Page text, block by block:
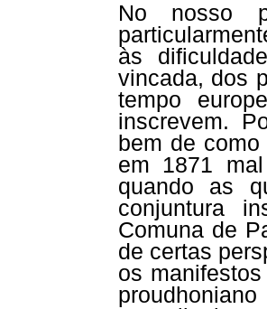
No nosso
às
vincada, dos
tempo
inscrevem.
bem de
em 1871
quando as
conjuntura
Comuna de
de certas
os